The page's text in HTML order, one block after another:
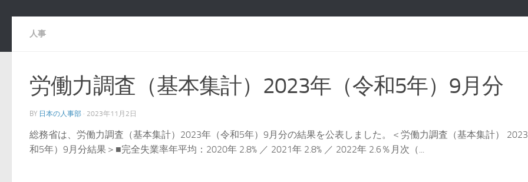
人事
労働力調査（基本集計）2023年（令和5年）9月分
BY 日本の人事部 · 2023年11月2日
総務省は、労働力調査（基本集計）2023年（令和5年）9月分の結果を公表しました。＜労働力調査（基本集計）
和5年）9月分結果＞■完全失業率年平均：2020年 2.8% ／ 2021年 2.8% ／ 2022年 2.6％月次（...